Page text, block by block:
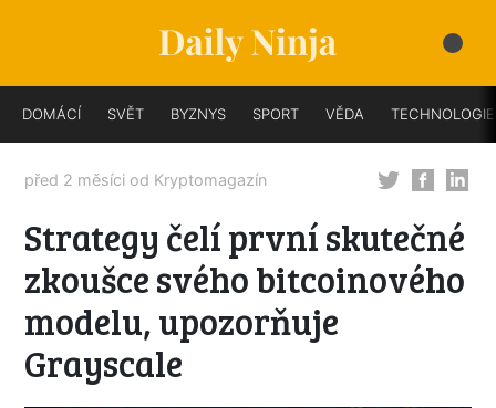
DOMÁCÍ SVĚT BYZNYS SPORT VĚDA TECHNOLOGIE
před 2 měsíci od Kryptomagazín
Strategy čelí první skutečné
zkoušce svého bitcoinového
modelu, upozorňuje
Grayscale